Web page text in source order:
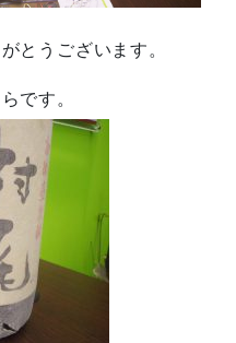
とうございます。
です。